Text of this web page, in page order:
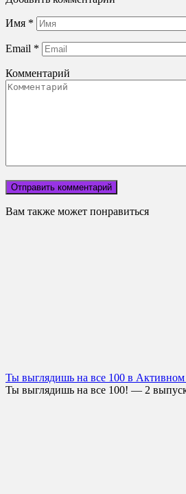
Имя *
Email *
Комментарий
Вам также может понравиться
Ты выглядишь на все 100 в
Ты выглядишь на все 100! — 2